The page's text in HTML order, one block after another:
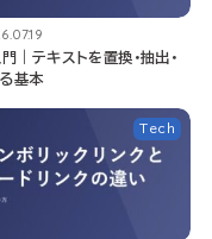
｜テキストを置換・抽出・
基本
Tech